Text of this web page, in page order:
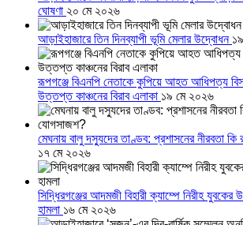
ঘোষণা ২০ মে ২০২৬
আড়াইহাজারে তিন দিনব্যাপী ভূমি মেলার উদ্বোধন
রূপগঞ্জে বিএনপি নেতাকে কুপিয়ে আহত আধিপত্য
উত্তপ্ত কাঞ্চনের বিরাব এলাকা ১৯ মে ২০২৬
মেঘনায় বালু দস্যুদের তাণ্ডব: প্রশাসনের নীরবতা
১৭ মে ২০২৬
সিদ্ধিরগঞ্জের আদমজী বিহারী ক্যাম্পে নিরীহ যুবকের
হামলা ১৬ মে ২০২৬